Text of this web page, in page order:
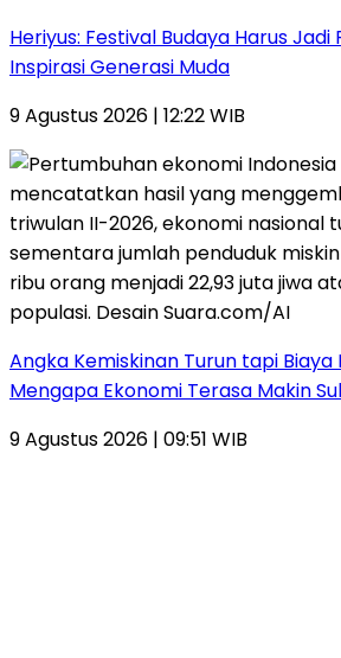
Heriyus: Festival Budaya Harus Jadi
Inspirasi Generasi Muda
9 Agustus 2026 | 12:22 WIB
Angka Kemiskinan Turun tapi Biaya
Mengapa Ekonomi Terasa Makin
9 Agustus 2026 | 09:51 WIB